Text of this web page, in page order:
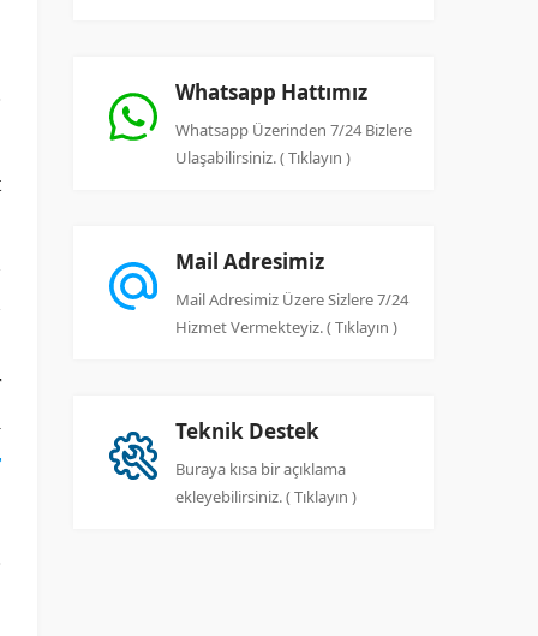
Whatsapp Hattımız
Whatsapp Üzerinden 7/24 Bizlere
Ulaşabilirsiniz. ( Tıklayın )
Mail Adresimiz
Mail Adresimiz Üzere Sizlere 7/24
Hizmet Vermekteyiz. ( Tıklayın )
Teknik Destek
Buraya kısa bir açıklama
ekleyebilirsiniz. ( Tıklayın )